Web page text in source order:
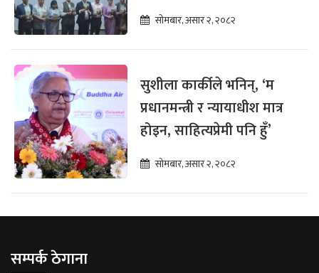
सोमबार, असार २, २०८२
सुशीला कार्कीले भनिन्, ‘म
प्रधानमन्त्री र न्यायाधीश मात्र
होइन, साहित्यप्रेमी पनि हुँ’
सोमबार, असार २, २०८२
सम्पर्क ठेगाना